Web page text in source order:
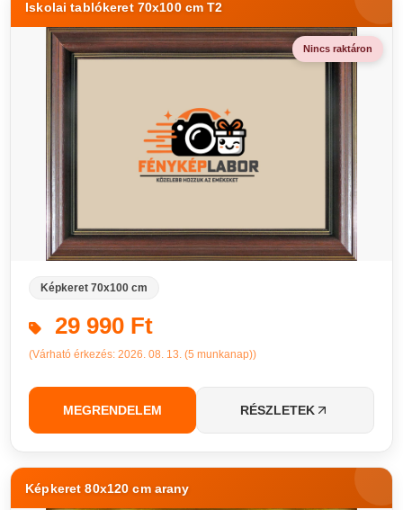
Iskolai tablókeret 70x100 cm T2
Nincs raktáron
Képkeret 70x100 cm
29 990 Ft
(Várható érkezés: 2026. 08. 13. (5 munkanap))
MEGRENDELEM RÉSZLETEK
Képkeret 80x120 cm arany